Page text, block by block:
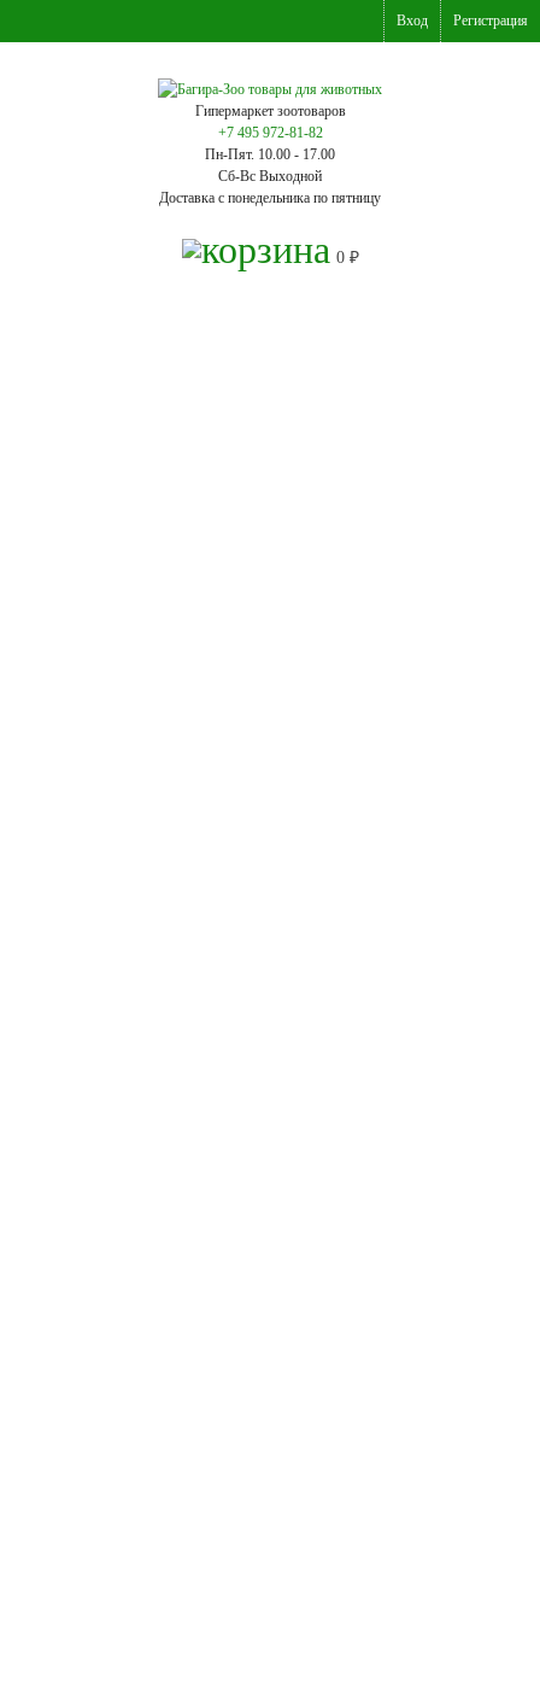
Вход Регистрация
Гипермаркет зоотоваров
+7 495 972-81-82
Пн-Пят. 10.00 - 17.00
Сб-Вс Выходной
Доставка с понедельника по пятницу
0 ₽